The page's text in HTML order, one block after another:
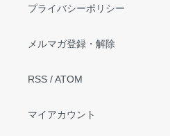
プライバシーポリシー
メルマガ登録・解除
RSS /ATOM
マイアカウント